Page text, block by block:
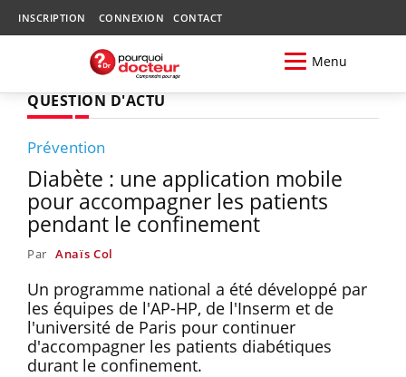
INSCRIPTION CONNEXION CONTACT
Menu
QUESTION D'ACTU
Prévention
Diabète : une application mobile
pour accompagner les patients
pendant le confinement
Par Anaïs Col
Un programme national a été développé par
les équipes de l'AP-HP, de l'Inserm et de
l'université de Paris pour continuer
d'accompagner les patients diabétiques
durant le confinement.